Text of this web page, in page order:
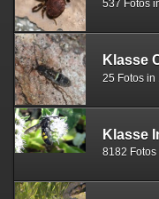
537 Fotos
Klasse
25 Fotos in
Klasse
8182